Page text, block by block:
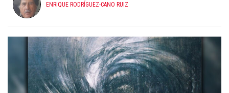
ENRIQUE RODRÍGUEZ-CANO RUIZ